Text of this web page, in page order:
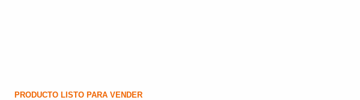
PRODUCTO LISTO PARA VENDER